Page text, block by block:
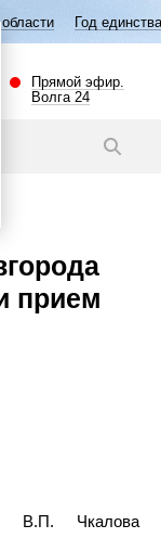
народов России
Прямой эфир.
Волга 24
прием
В.П. Чкалова